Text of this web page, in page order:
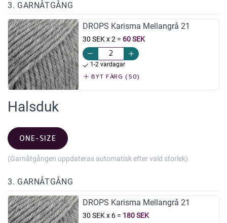
3. GARNÅTGÅNG
DROPS Karisma Mellangrå 21
30 SEK x 2= 60 SEK
1-2 vardagar
BYT FÄRG (50)
Halsduk
ONE-SIZE
(Garnåtgången uppdateras automatisk efter vald storlek)
3. GARNÅTGÅNG
DROPS Karisma Mellangrå 21
30 SEK x 6= 180 SEK